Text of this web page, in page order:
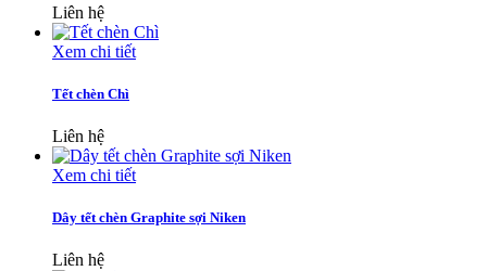
Liên hệ
Xem chi tiết
Tết chèn Chì
Liên hệ
Xem chi tiết
Dây tết chèn Graphite sợi Niken
Liên hệ